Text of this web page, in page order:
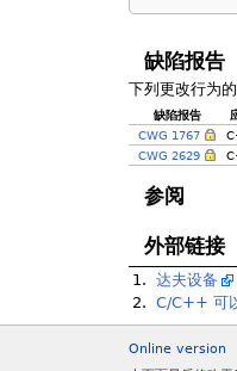
缺陷报告
下列更改行为
缺陷报告
CWG 1767
CWG 2629
参阅
外部链接
1. 达夫设备
2. C/C++ 可
Online version